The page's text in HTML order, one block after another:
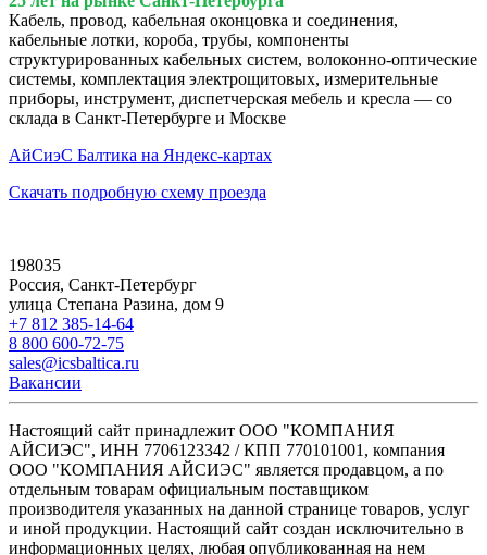
Кабель, провод, кабельная оконцовка и соединения,
кабельные лотки, короба, трубы, компоненты
структурированных кабельных систем, волоконно-оптические
системы, комплектация электрощитовых, измерительные
приборы, инструмент, диспетчерская мебель и кресла — со
склада в Санкт-Петербурге и Москве
АйСиэС Балтика на Яндекс-картах
Скачать подробную схему проезда
198035
Россия, Санкт-Петербург
улица Степана Разина, дом 9
+7 812 385-14-64
8 800 600-72-75
sales@icsbaltica.ru
Вакансии
Настоящий сайт принадлежит ООО "КОМПАНИЯ
АЙСИЭС", ИНН 7706123342 / КПП 770101001, компания
ООО "КОМПАНИЯ АЙСИЭС" является продавцом, а по
отдельным товарам официальным поставщиком
производителя указанных на данной странице товаров, услуг
и иной продукции. Настоящий сайт создан исключительно в
информационных целях, любая опубликованная на нем